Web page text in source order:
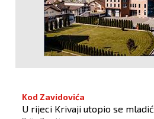
Kod Zavidovića
U rijeci Krivaji utopio se mladić